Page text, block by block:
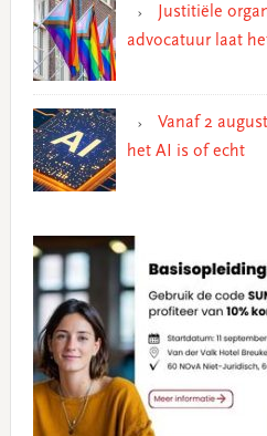
Justitiële
advocatuur laat
Vanaf 2
het AI is of echt